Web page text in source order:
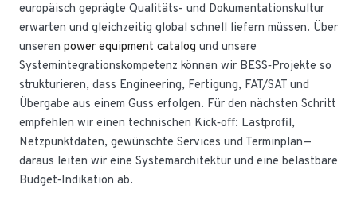
europäisch geprägte Qualitäts- und Dokumentationskultur
erwarten und gleichzeitig global schnell liefern müssen. Über
unseren power equipment catalog und unsere
Systemintegrationskompetenz können wir BESS‑Projekte so
strukturieren, dass Engineering, Fertigung, FAT/SAT und
Übergabe aus einem Guss erfolgen. Für den nächsten Schritt
empfehlen wir einen technischen Kick‑off: Lastprofil,
Netzpunktdaten, gewünschte Services und Terminplan—
daraus leiten wir eine Systemarchitektur und eine belastbare
Budget‑Indikation ab.